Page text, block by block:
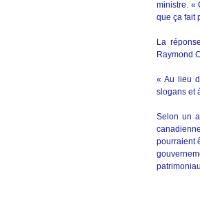
ministre. «
que ça fait
La
Raymond
« Au lieu
slogans et
Selon un
pourraient